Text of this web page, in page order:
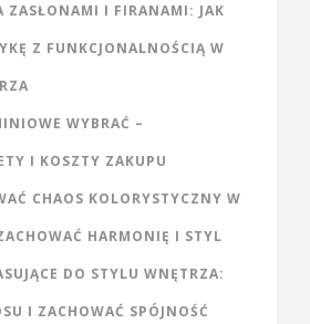
ZASŁONAMI I FIRANAMI: JAK
Z FUNKCJONALNOŚCIĄ W
WYBRAĆ –
I KOSZTY ZAKUPU
CHAOS KOLORYSTYCZNY W
HARMONIĘ I STYL
DO STYLU WNĘTRZA:
I ZACHOWAĆ SPÓJNOŚĆ